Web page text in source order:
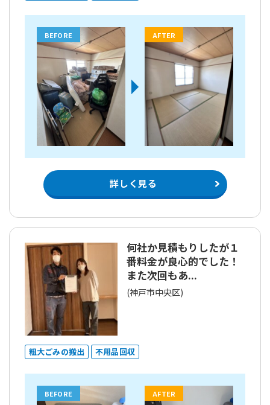
BEFORE AFTER
詳しく見る
何社か見積もりしたが１
番料金が良心的でした！
また次回もあ...
(神戸市中央区)
粗大ごみの搬出 不用品回収
BEFORE AFTER